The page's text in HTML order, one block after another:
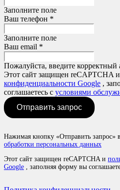
Заполните поле
Ваш телефон *
Заполните поле
Ваш email *
Пожалуйста, введите корректный
Этот сайт защищен reCAPTCHA и
конфиденциальности Google ,
соглашаетесь с условиями
Отправить запрос
Нажимая кнопку «Отправить запрос»
обработки персональных данных
Этот сайт защищен reCAPTCHA и
Google , заполняя форму вы